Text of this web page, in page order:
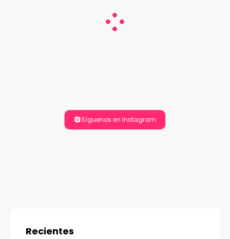
Síguenos en Instagram
Recientes